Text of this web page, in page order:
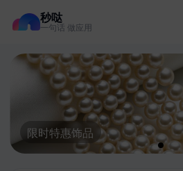
秒哒
一句话 做应用